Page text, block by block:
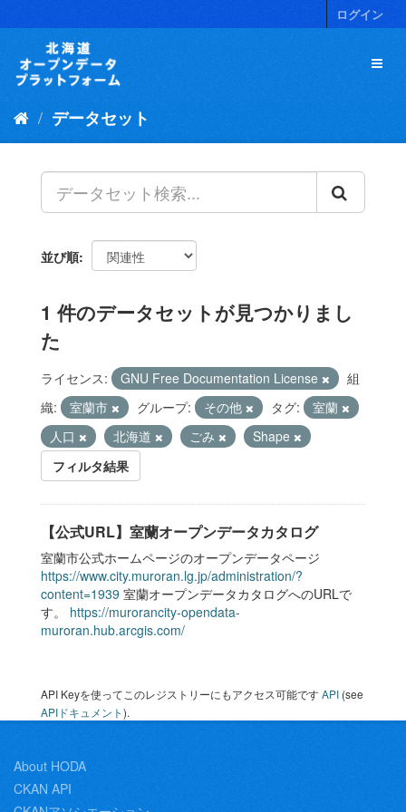
キ
ログイン
データセット
並び順
1 件のデータセットが見つかりまし
た
ライセンス: GNU Free Documentation License
組
織:
室蘭市 グループ: その他 タグ:
室蘭
人口
北海道 ごみ
Shape
フィルタ結果
【公式URL】室蘭オープンデータカタログ
室蘭市公式ホームページのオープンデータページ
https://www.city.muroran.lg.jp/administration/?
content=1939 室蘭オープンデータカタログへのURLで
す。 https://murorancity-opendata-
muroran.hub.arcgis.com/
API Keyを使ってこのレジストリーにもアクセス可能ですAPI (see
APIドキュメント).
About HODA
CKAN API